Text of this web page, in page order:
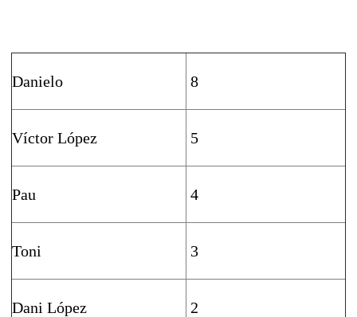
Danielo 8
Víctor López 5
Pau 4
Toni 3
Dani López 2